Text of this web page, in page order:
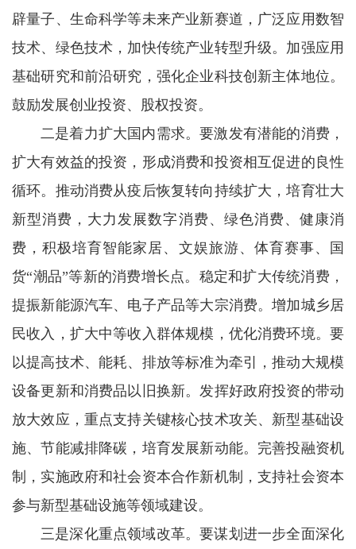
辟量子、生命科学等未来产业新赛道，广泛应用数智
技术、绿色技术，加快传统产业转型升级。加强应用
基础研究和前沿研究，强化企业科技创新主体地位。
鼓励发展创业投资、股权投资。
二是着力扩大国内需求。要激发有潜能的消费，
扩大有效益的投资，形成消费和投资相互促进的良性
循环。推动消费从疫后恢复转向持续扩大，培育壮大
新型消费，大力发展数字消费、绿色消费、健康消
费，积极培育智能家居、文娱旅游、体育赛事、国
货“潮品”等新的消费增长点。稳定和扩大传统消费，
提振新能源汽车、电子产品等大宗消费。增加城乡居
民收入，扩大中等收入群体规模，优化消费环境。要
以提高技术、能耗、排放等标准为牵引，推动大规模
设备更新和消费品以旧换新。发挥好政府投资的带动
放大效应，重点支持关键核心技术攻关、新型基础设
施、节能减排降碳，培育发展新动能。完善投融资机
制，实施政府和社会资本合作新机制，支持社会资本
参与新型基础设施等领域建设。
三是深化重点领域改革。要谋划进一步全面深化